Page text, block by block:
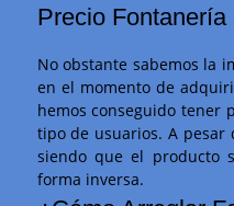
Precio Fontanería
No obstante sabemos la
en el momento de
hemos conseguido tener
tipo de usuarios. A pesar
siendo que el producto
forma inversa.